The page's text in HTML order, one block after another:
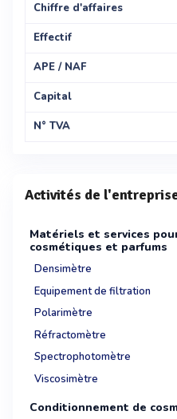
Chiffre d'affaires
Effectif
APE / NAF
Capital
N° TVA
Activités de
Matériels et services
cosmétiques et parfums
Densimètre
Equipement de filtration
Polarimètre
Réfractomètre
Spectrophotomètre
Viscosimètre
Conditionnement de